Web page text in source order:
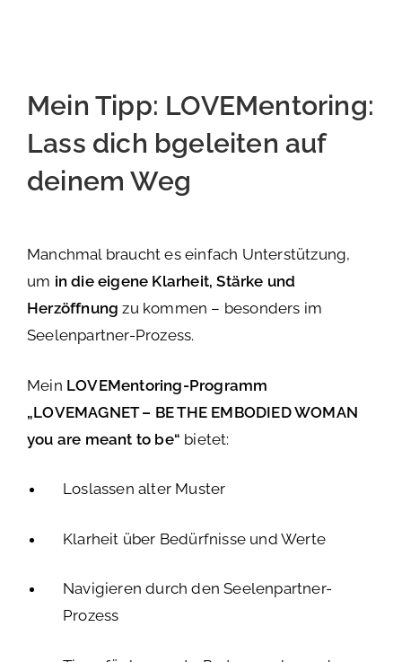
Mein Tipp: LOVEMentoring:
Lass dich bgeleiten auf
deinem Weg
Manchmal braucht es einfach Unterstützung,
um in die eigene Klarheit, Stärke und
Herzöffnung zu kommen – besonders im
Seelenpartner-Prozess.
Mein LOVEMentoring-Programm
„LOVEMAGNET – BE THE EMBODIED WOMAN
you are meant to be“ bietet:
Loslassen alter Muster
Klarheit über Bedürfnisse und Werte
Navigieren durch den Seelenpartner-
Prozess